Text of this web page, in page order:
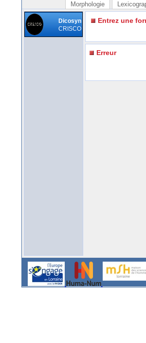
Morphologie
Dicosyn
CRISCO
Entrez une
Erreur